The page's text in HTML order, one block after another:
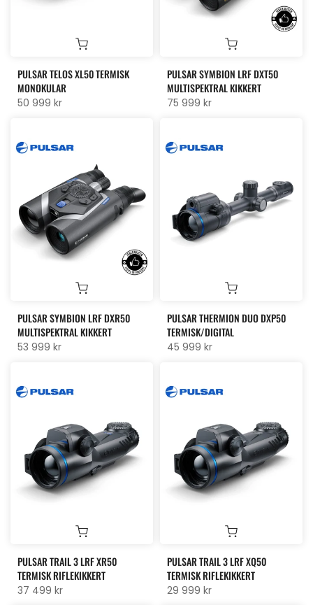
PULSAR TELOS XL50 TERMISK
MONOKULAR
50 999 kr
PULSAR SYMBION LRF DXT50
MULTISPEKTRAL KIKKERT
75 999 kr
PULSAR SYMBION LRF DXR50
MULTISPEKTRAL KIKKERT
53 999 kr
PULSAR THERMION DUO DXP50
TERMISK/DIGITAL
45 999 kr
PULSAR TRAIL 3 LRF XR50
TERMISK RIFLEKIKKERT
37 499 kr
PULSAR TRAIL 3 LRF XQ50
TERMISK RIFLEKIKKERT
29 999 kr